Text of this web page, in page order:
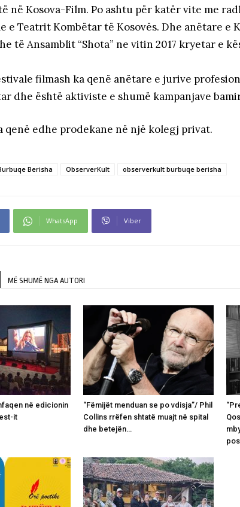
në Kosova-Film. Po ashtu për katër vite me
e Teatrit Kombëtar të Kosovës. Dhe anëtare e
të Ansamblit “Shota” ne vitin 2017 kryetar e
filmash ka qenë anëtare e jurive
dhe është aktiviste e shumë kampanjave
qenë edhe prodekane në një kolegj privat.
Berisha ObserverKult observerkult burbuqe berisha
WhatsApp Viber
MË SHUMË NGA AUTORI
në edicionin
it
“Fëmijët menduan se po vdisja”/ Phil
Collins rrëfen shtatë muajt në spital
dhe betejën…